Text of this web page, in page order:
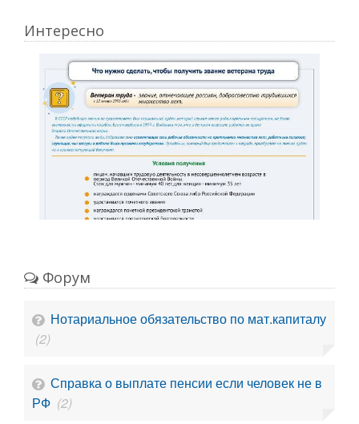
Интересно
Форум
Нотариальное обязательство по мат.капиталу
(2)
Справка о выплате пенсии если человек не в
РФ (2)